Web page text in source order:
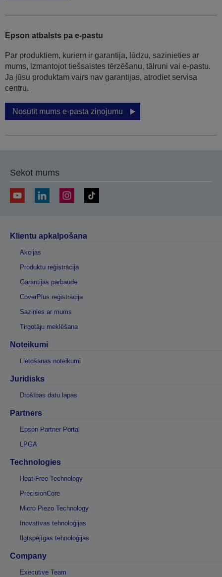
Epson atbalsts pa e-pastu
Par produktiem, kuriem ir garantija, lūdzu, sazinieties ar
mums, izmantojot tiešsaistes tērzēšanu, tālruni vai e-pastu.
Ja jūsu produktam vairs nav garantijas, atrodiet servisa
centru.
Nosūtīt mums e-pasta ziņojumu
Sekot mums
Klientu apkalpošana
Akcijas
Produktu reģistrācija
Garantijas pārbaude
CoverPlus reģistrācija
Sazinies ar mums
Tirgotāju meklēšana
Noteikumi
Lietošanas noteikumi
Juridisks
Drošības datu lapas
Partners
Epson Partner Portal
LPGA
Technologies
Heat-Free Technology
PrecisionCore
Micro Piezo Technology
Inovatīvas tehnoloģijas
Ilgtspējīgas tehnoloģijas
Company
Executive Team